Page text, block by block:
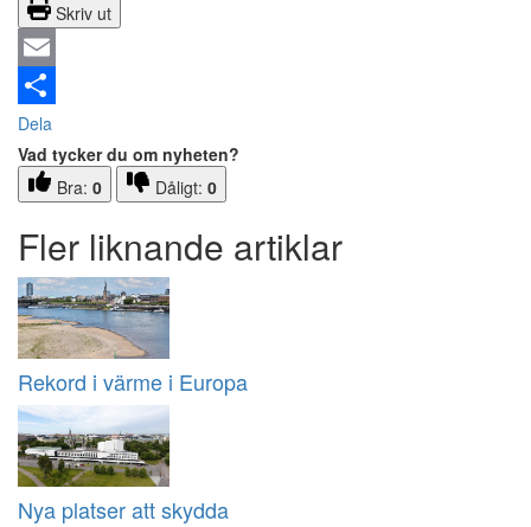
Skriv ut
Email
Dela
Vad tycker du om nyheten?
Bra: 0 Dåligt: 0
Fler liknande artiklar
Rekord i värme i Europa
Nya platser att skydda